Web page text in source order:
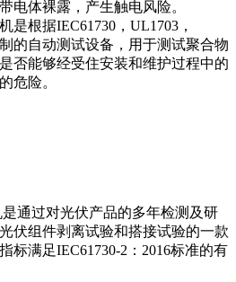
电体裸露，产生触电风险。
是根据IEC61730，UL1703，
的自动测试设备，用于测试聚合物
否能够经受住安装和维护过程中的
危险。
通过对光伏产品的多年检测及研
伏组件剥离试验和搭接试验的一款
标满足IEC61730-2：2016标准的有